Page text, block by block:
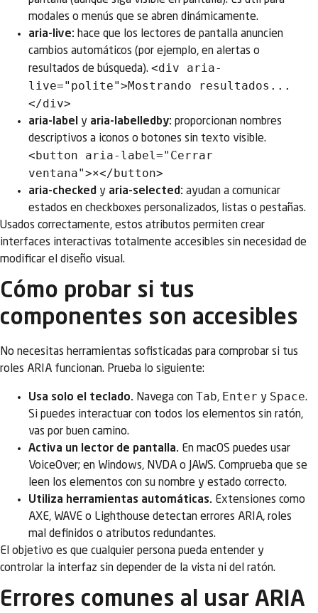
modales o menús que se abren dinámicamente.
aria-live: hace que los lectores de pantalla anuncien
cambios automáticos (por ejemplo, en alertas o
resultados de búsqueda). <div aria-
live="polite">Mostrando resultados...
</div>
aria-label y aria-labelledby: proporcionan nombres
descriptivos a iconos o botones sin texto visible.
<button aria-label="Cerrar
ventana">×</button>
aria-checked y aria-selected: ayudan a comunicar
estados en checkboxes personalizados, listas o pestañas.
Usados correctamente, estos atributos permiten crear
interfaces interactivas totalmente accesibles sin necesidad de
modificar el diseño visual.
Cómo probar si tus
componentes son accesibles
No necesitas herramientas sofisticadas para comprobar si tus
roles ARIA funcionan. Prueba lo siguiente:
Usa solo el teclado. Navega con Tab, Enter y Space.
Si puedes interactuar con todos los elementos sin ratón,
vas por buen camino.
Activa un lector de pantalla. En macOS puedes usar
VoiceOver; en Windows, NVDA o JAWS. Comprueba que se
leen los elementos con su nombre y estado correcto.
Utiliza herramientas automáticas. Extensiones como
AXE, WAVE o Lighthouse detectan errores ARIA, roles
mal definidos o atributos redundantes.
El objetivo es que cualquier persona pueda entender y
controlar la interfaz sin depender de la vista ni del ratón.
Errores comunes al usar ARIA